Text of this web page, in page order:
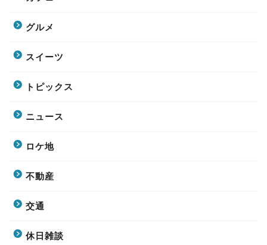
グルメ
スイーツ
トピックス
ニュース
ロケ地
不動産
交通
休日雑談